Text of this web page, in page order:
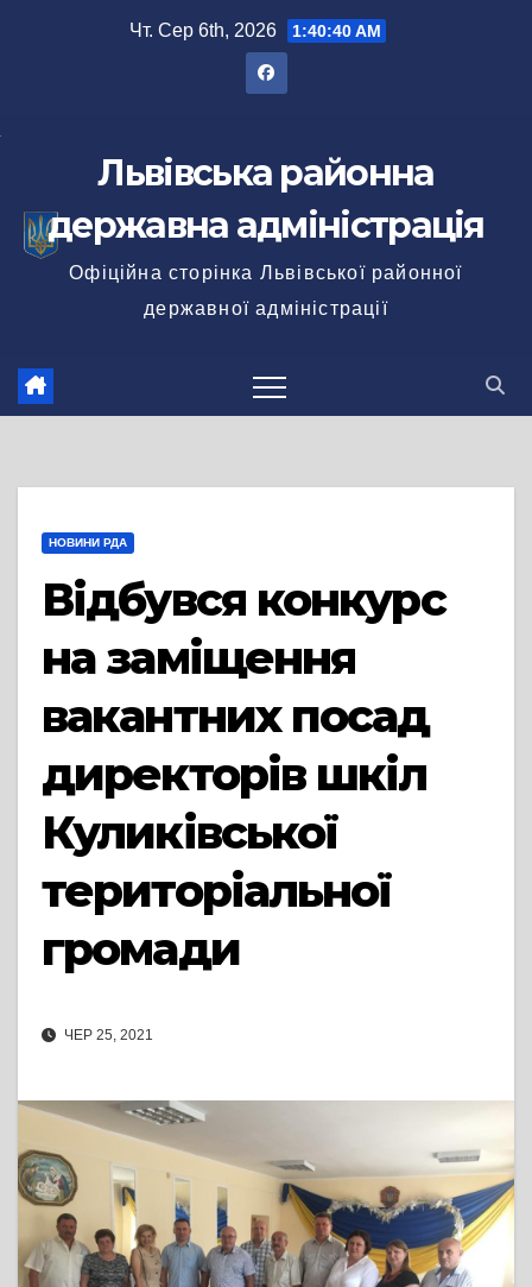
Чт. Сер 6th, 2026 1:40:40 AM
Львівська районна
державна адміністрація
Офіційна сторінка Львівської районної
державної адміністрації
НОВИНИ РДА
Відбувся конкурс
на заміщення
вакантних посад
директорів шкіл
Куликівської
територіальної
громади
ЧЕР 25, 2021